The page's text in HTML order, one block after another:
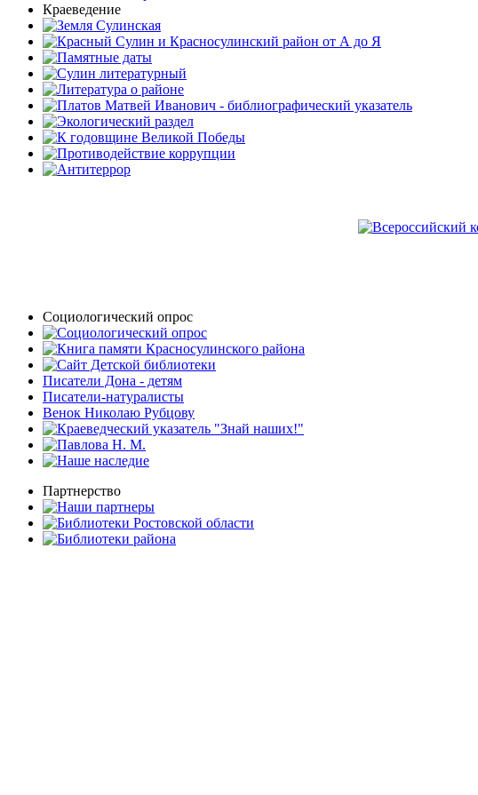
Краеведение
Социологический опрос
Писатели Дона - детям
Писатели-натуралисты
Венок Николаю Рубцову
Партнерство